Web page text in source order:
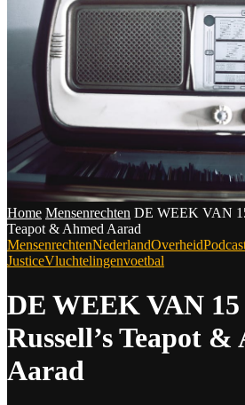
Home Mensenrechten DE WEEK VAN
Teapot & Ahmed Aarad
MensenrechtenNederlandOverheid
JusticeVluchtelingenvoetbal
DE WEEK VAN
Russell’s Teapot &
Aarad